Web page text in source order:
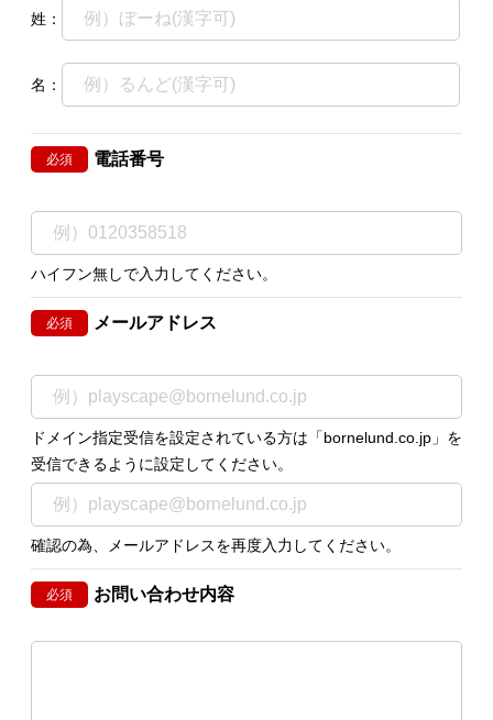
姓：
名：
必須 電話番号
ハイフン無しで入力してください。
必須 メールアドレス
ドメイン指定受信を設定されている方は「bornelund.co.jp」を
受信できるように設定してください。
確認の為、メールアドレスを再度入力してください。
必須 お問い合わせ内容